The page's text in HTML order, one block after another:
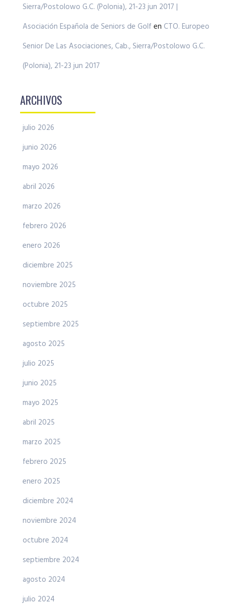
Sierra/Postolowo G.C. (Polonia), 21-23 jun 2017 |
Asociación Española de Seniors de Golf en CTO. Europeo
Senior De Las Asociaciones, Cab., Sierra/Postolowo G.C.
(Polonia), 21-23 jun 2017
ARCHIVOS
julio 2026
junio 2026
mayo 2026
abril 2026
marzo 2026
febrero 2026
enero 2026
diciembre 2025
noviembre 2025
octubre 2025
septiembre 2025
agosto 2025
julio 2025
junio 2025
mayo 2025
abril 2025
marzo 2025
febrero 2025
enero 2025
diciembre 2024
noviembre 2024
octubre 2024
septiembre 2024
agosto 2024
julio 2024